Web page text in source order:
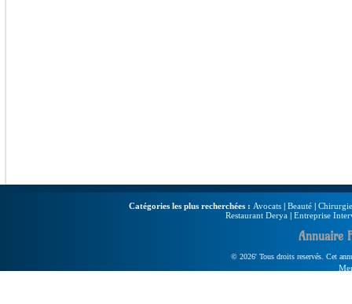
Catégories les plus recherchées : Avocats | Beauté |
Restaurant Derya | Entreprise
Annuaire
© 2026' Tous droits reservés. Cet